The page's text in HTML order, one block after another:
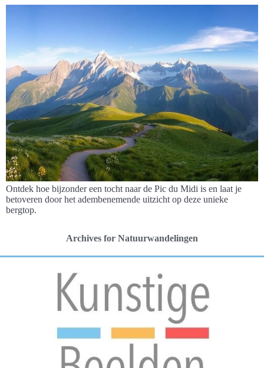
Ontdek hoe bijzonder een tocht naar de Pic du Midi is en laat je
betoveren door het adembenemende uitzicht op deze unieke
bergtop.
Archives for Natuurwandelingen